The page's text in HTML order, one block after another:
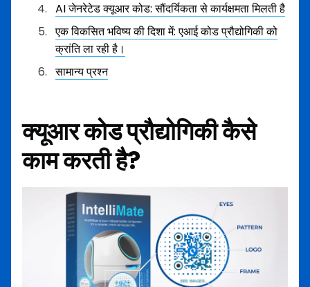
AI जेनरेटेड क्यूआर कोड: सौंदर्यिकता से कार्यक्षमता मिलती है
एक विकसित भविष्य की दिशा में: एआई कोड प्रौद्योगिकी को
क्रांति ला रही है।
सामान्य प्रश्न
क्यूआर कोड प्रौद्योगिकी कैसे
काम करती है?